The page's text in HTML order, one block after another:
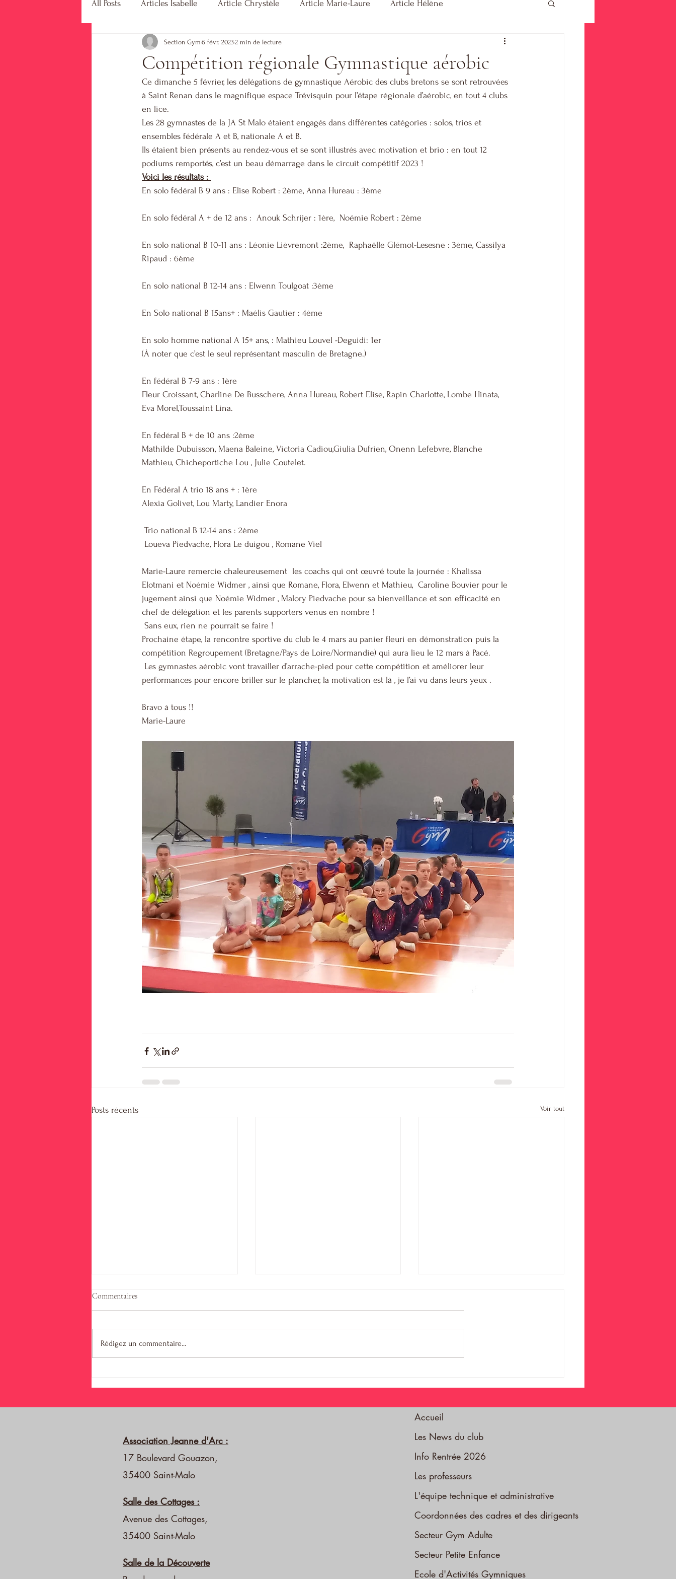
All Posts Articles Isabelle Article Chrystèle Article Marie-Laure Article Hélène
Compétition régionale Gymnastique aérobic
Section Gym 6 févr. 20232 min de lecture
Ce dimanche 5 février, les délégations de gymnastique Aérobic des clubs bretons se sont retrouvées
à Saint Renan dans le magnifique espace Trévisquin pour l’étape régionale d’aérobic, en tout 4 clubs
en lice.
Les 28 gymnastes de la JA St Malo étaient engagés dans différentes catégories : solos, trios et
ensembles fédérale A et B, nationale A et B.
Ils étaient bien présents au rendez-vous et se sont illustrés avec motivation et brio : en tout 12
podiums remportés, c’est un beau démarrage dans le circuit compétitif 2023 !
Voici les résultats :
En solo fédéral B 9 ans : Elise Robert : 2ème, Anna Hureau : 3ème
En solo fédéral A + de 12 ans :  Anouk Schrijer : 1ère,  Noémie Robert : 2ème
En solo national B 10-11 ans : Léonie Lièvremont :2ème,  Raphaëlle Glémot-Lesesne : 3ème, Cassilya
Ripaud : 6ème
En solo national B 12-14 ans : Elwenn Toulgoat :3ème
En Solo national B 15ans+ : Maélis Gautier : 4ème
En solo homme national A 15+ ans, : Mathieu Louvel -Deguidi: 1er
(À noter que c’est le seul représentant masculin de Bretagne.)
En fédéral B 7-9 ans : 1ère
Fleur Croissant, Charline De Busschere, Anna Hureau, Robert Elise, Rapin Charlotte, Lombe Hinata,
Eva Morel,Toussaint Lina.
En fédéral B + de 10 ans :2ème
Mathilde Dubuisson, Maena Baleine, Victoria Cadiou,Giulia Dufrien, Onenn Lefebvre, Blanche
Mathieu, Chicheportiche Lou , Julie Coutelet.
En Fédéral A trio 18 ans + : 1ère
Alexia Golivet, Lou Marty, Landier Enora
Trio national B 12-14 ans : 2ème
Loueva Piedvache, Flora Le duigou , Romane Viel
Marie-Laure remercie chaleureusement  les coachs qui ont œuvré toute la journée : Khalissa
Elotmani et Noémie Widmer , ainsi que Romane, Flora, Elwenn et Mathieu,  Caroline Bouvier pour le
jugement ainsi que Noémie Widmer , Malory Piedvache pour sa bienveillance et son efficacité en
chef de délégation et les parents supporters venus en nombre !
Sans eux, rien ne pourrait se faire !
Prochaine étape, la rencontre sportive du club le 4 mars au panier fleuri en démonstration puis la
compétition Regroupement (Bretagne/Pays de Loire/Normandie) qui aura lieu le 12 mars à Pacé.
performances pour encore briller sur le plancher, la motivation est là , je l’ai vu dans leurs yeux .
Bravo à tous !!
Marie-Laure
Posts récents Voir tout
Commentaires
Rédigez un commentaire...
Association Jeanne d'Arc :
17 Boulevard Gouazon,
35400 Saint-Malo
Salle des Cottages :
Avenue des Cottages,
35400 Saint-Malo
Salle de la Découverte
Accueil
Les News du club
Info Rentrée 2026
Les professeurs
L'équipe technique et administrative
Coordonnées des cadres et des dirigeants
Secteur Gym Adulte
Secteur Petite Enfance
Ecole d'Activités Gymniques